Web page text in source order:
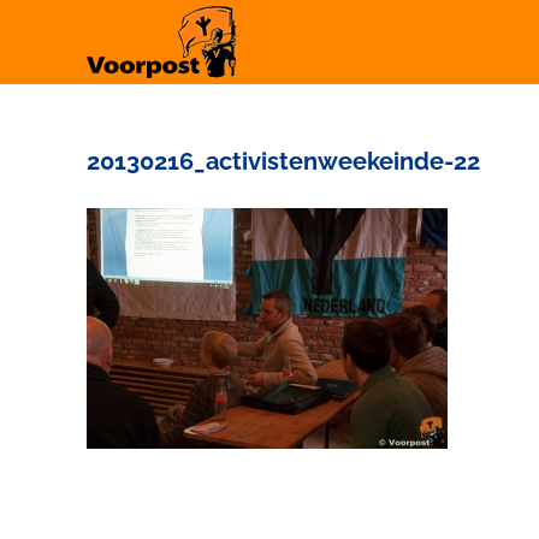
20130216_activistenweekeinde-22